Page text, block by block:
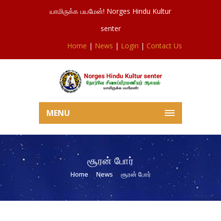
யாமிருக்க பயமேன்! Norges Hindu Kultur
senter
Home | News | Login | Contact Us
MENU
சூரன் போர்
Home News சூரன் போர்